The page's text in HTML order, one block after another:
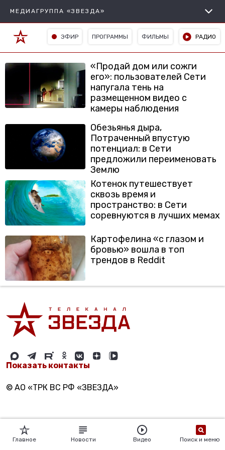
МЕДИАГРУППА «ЗВЕЗДА»
ЭФИР ПРОГРАММЫ ФИЛЬМЫ РАДИО
«Продай дом или сожги
его»: пользователей Сети
напугала тень на
размещенном видео с
камеры наблюдения
Обезьянья дыра,
Потраченный впустую
потенциал: в Сети
предложили переименовать
Землю
Котенок путешествует
сквозь время и
пространство: в Сети
соревнуются в лучших мемах
Картофелина «с глазом и
бровью» вошла в топ
трендов в Reddit
Показать контакты
© АО «ТРК ВС РФ «ЗВЕЗДА»
Главное Новости Видео Поиск и меню